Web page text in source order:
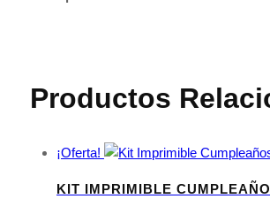
Productos
¡Oferta!
KIT IMPRIMIBLE